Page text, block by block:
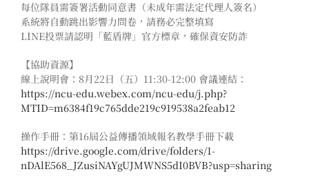
每位隊員需簽署活動同意書（未成年需法定代理人簽名）
系統將自動跳出影響力問卷，請務必完整填寫
LINE投票請認明「藍盾牌」官方標章，確保資安防詐
【協助資源】
線上說明會：8月22日（五）11:30-12:00 會議連結：
https://ncu-edu.webex.com/ncu-edu/j.php?
MTID=m6384f19c765dde219c919538a2feab12
操作手冊：第16屆公益傳播領域報名教學手冊下載
https://drive.google.com/drive/folders/1-
nDAlE568_JZusiNAYgUJMWNS5dI0BVB?usp=sharing